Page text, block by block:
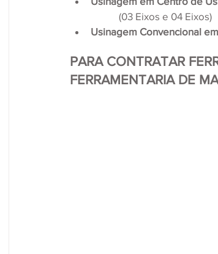
(03 Eixos e 04 Eixos)
Usinagem Convencional
PARA CONTRATAR
FERRAMENTARIA DE